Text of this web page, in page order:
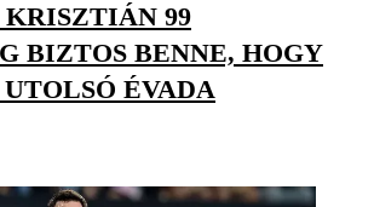
99
BIZTOS BENNE, HOGY
ÉVADA